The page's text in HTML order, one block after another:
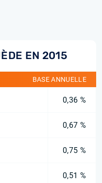
EN 2015
BASE ANNUELLE
0,36 %
0,67 %
0,75 %
0,51 %